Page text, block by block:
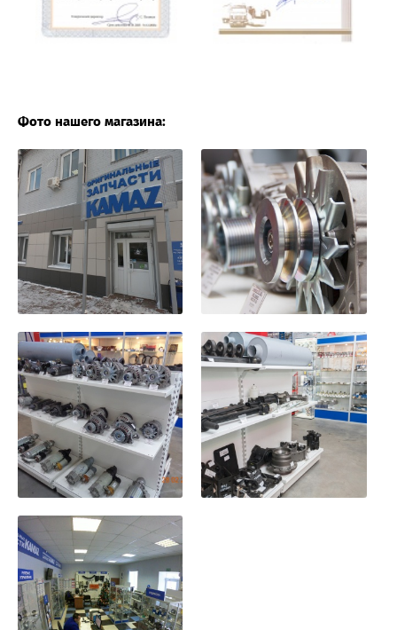
Фото нашего магазина: